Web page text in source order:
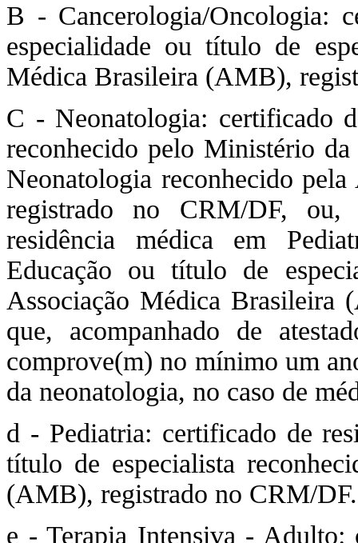
B - Cancerologia/Oncologia:
especialidade ou título de
Médica Brasileira (AMB),
C - Neonatologia: certificado
reconhecido pelo Ministério
Neonatologia reconhecido
registrado no CRM/DF, ou,
residência médica em
Educação ou título de
Associação Médica Brasileira
que, acompanhado de
comprove(m) no mínimo um
da neonatologia, no caso de
d - Pediatria: certificado de
título de especialista
(AMB), registrado no CRM/DF.
e - Terapia Intensiva - Adulto: